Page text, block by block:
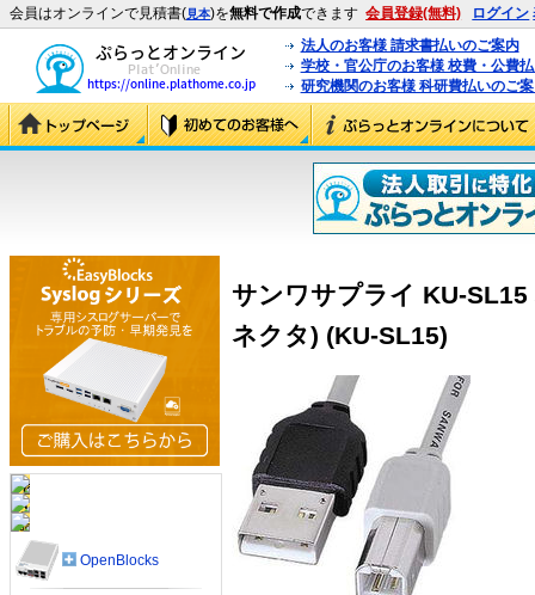
会員はオンラインで見積書(見本)を無料で作成できます 会員登録(無料) ログイン
法人のお客様 請求書払いのご案内
学校・官公庁のお客様 校費・公費
研究機関のお客様 科研費払いのご
サンワサプライ KU-
ネクタ) (KU-SL15)
OpenBlocks